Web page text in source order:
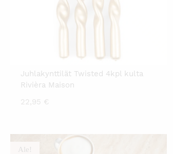
Juhlakynttilät Twisted 4kpl kulta
Rivièra Maison
22,95 €
Ale!